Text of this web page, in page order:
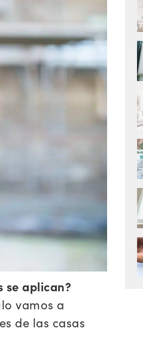
se aplican?
vamos a
de las casas